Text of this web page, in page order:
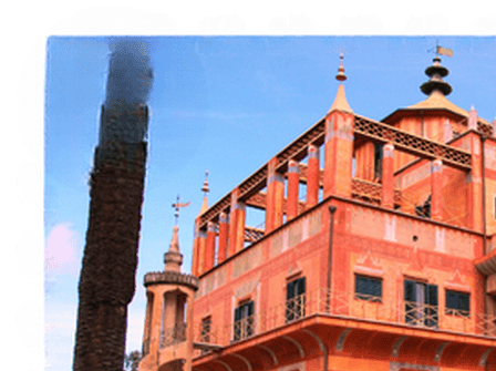
Italiano English Deutsch Español
Menu